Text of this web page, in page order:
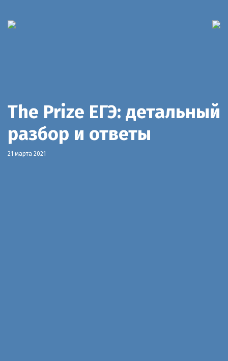
The Prize ЕГЭ: детальный
разбор и ответы
21 марта 2021